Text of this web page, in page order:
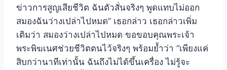
ข่าวการสูญเสียชีวิต ฉันตัวสั่นจริงๆ พูดแทบไม่ออก
สมองฉันว่างเปล่าไปหมด” เธอกล่าว เธอกล่าวเพิ่ม
เติมว่า สมองว่างเปล่าไปหมด ขอขอบคุณพระเจ้า
พระพิฆเนศช่วยชีวิตตนไว้จริงๆ พร้อมย้ำว่า “เพียงแค่
สิบกว่านาทีเท่านั้น ฉันถึงไม่ได้ขึ้นเครื่อง ไม่รู้จะ